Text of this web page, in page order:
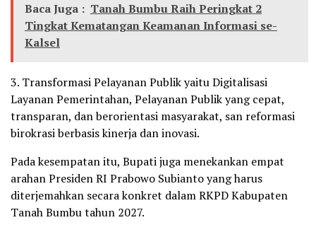
Baca Juga : Tanah Bumbu Raih Peringkat 2
Tingkat Kematangan Keamanan Informasi se-
Kalsel
3. Transformasi Pelayanan Publik yaitu Digitalisasi
Layanan Pemerintahan, Pelayanan Publik yang cepat,
transparan, dan berorientasi masyarakat, san reformasi
birokrasi berbasis kinerja dan inovasi.
Pada kesempatan itu, Bupati juga menekankan empat
arahan Presiden RI Prabowo Subianto yang harus
diterjemahkan secara konkret dalam RKPD Kabupaten
Tanah Bumbu tahun 2027.